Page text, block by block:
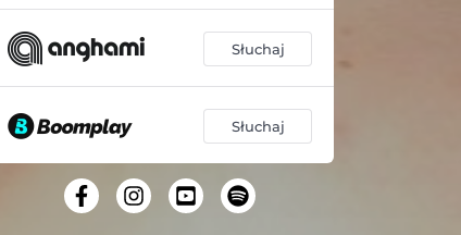
Słuchaj
Słuchaj